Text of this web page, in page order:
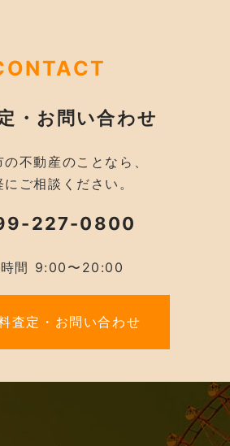
・お問い合わせ
の不動産のことなら、
ご相談ください。
227-0800
間 9:00〜20:00
査定・お問い合わせ